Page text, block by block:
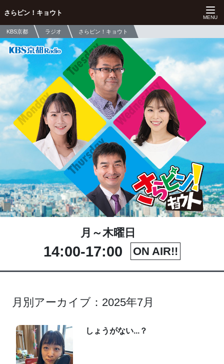
さらピン！キョウト
KBS京都 ラジオ さらピン！キョウト
月～木曜日
14:00-17:00 ON AIR!!
月別アーカイブ：2025年7月
しょうがない...？